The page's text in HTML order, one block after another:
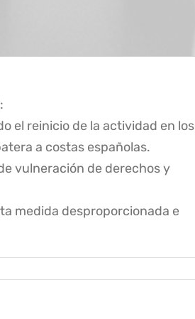
el reinicio de la actividad en los
a costas españolas.
vulneración de derechos y
medida desproporcionada e